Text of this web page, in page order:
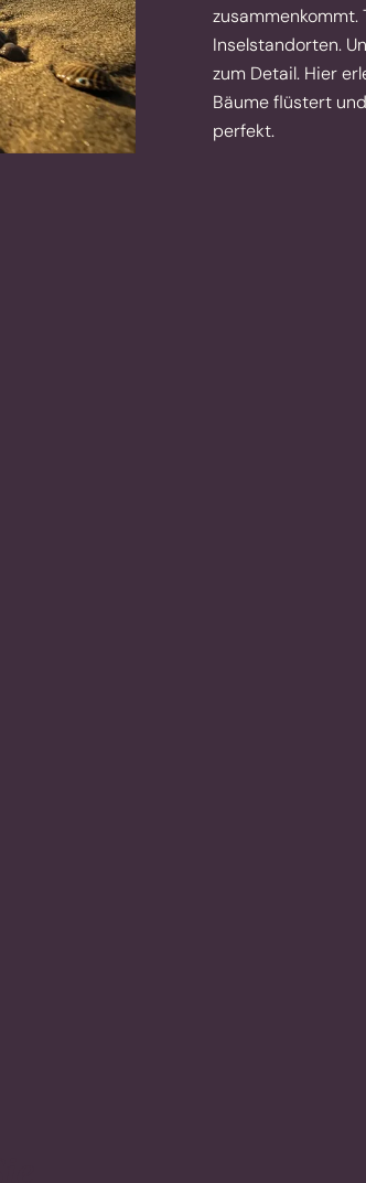
Inselstandorten.
zum Detail. Hier
Bäume flüstert
perfekt.